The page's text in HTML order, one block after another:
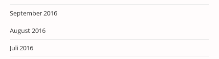
September 2016
August 2016
Juli 2016